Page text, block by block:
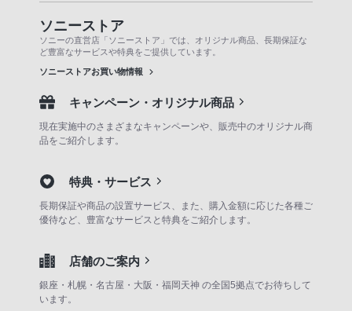
ソニーストア
ソニーの直営店「ソニーストア」では、オリジナル商品、長期保証な
ど豊富なサービスや特典をご提供しています。
ソニーストアお買い物情報
キャンペーン・オリジナル商品
現在実施中のさまざまなキャンペーンや、販売中のオリジナル商
品をご紹介します。
特典・サービス
長期保証や商品の設置サービス、また、購入金額に応じた各種ご
優待など、豊富なサービスと特典をご紹介します。
店舗のご案内
銀座・札幌・名古屋・大阪・福岡天神 の全国5拠点でお待ちして
います。